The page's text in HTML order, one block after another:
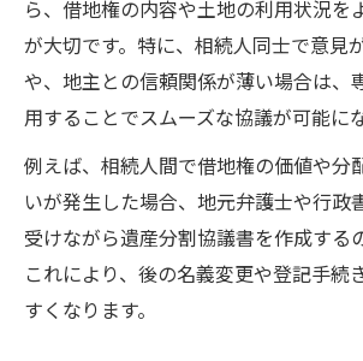
地主と借地権相続手続きを
礎知識
借地権の名義変更時に必要
項
借地権相続で地主対応が不
先
借地権相続でトラブルを避
渉術
複数相続人の場合に知っておきた
ら、借地権の内容や土地の利用状況を
が大切です。特に、相続人同士で意見
や、地主との信頼関係が薄い場合は、
用することでスムーズな協議が可能に
例えば、相続人間で借地権の価値や分
いが発生した場合、地元弁護士や行政
受けながら遺産分割協議書を作成する
これにより、後の名義変更や登記手続
すくなります。